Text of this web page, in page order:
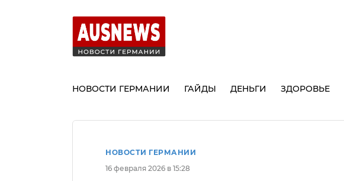
НОВОСТИ ГЕРМАНИИ ГАЙДЫ ДЕНЬГИ ЗДОРОВЬЕ
НОВОСТИ ГЕРМАНИИ
16 февраля 2026 в 15:28